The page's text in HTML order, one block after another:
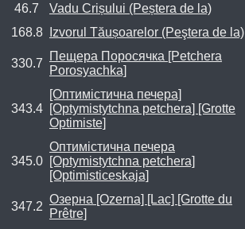
46.7
Vadu Crișului (Peștera de la)
168.8
Izvorul Tăușoarelor (Peştera de la)
330.7
Пещера Поросячка [Petchera
Porosyachka]
343.4
[Оптимістична печера]
[Optymistytchna petchera] [Grotte
Optimiste]
345.0
Оптимістична печера
[Optymistytchna petchera]
[Optimisticeskaja]
347.2
Озерна [Ozerna] [Lac] [Grotte du
Prêtre]